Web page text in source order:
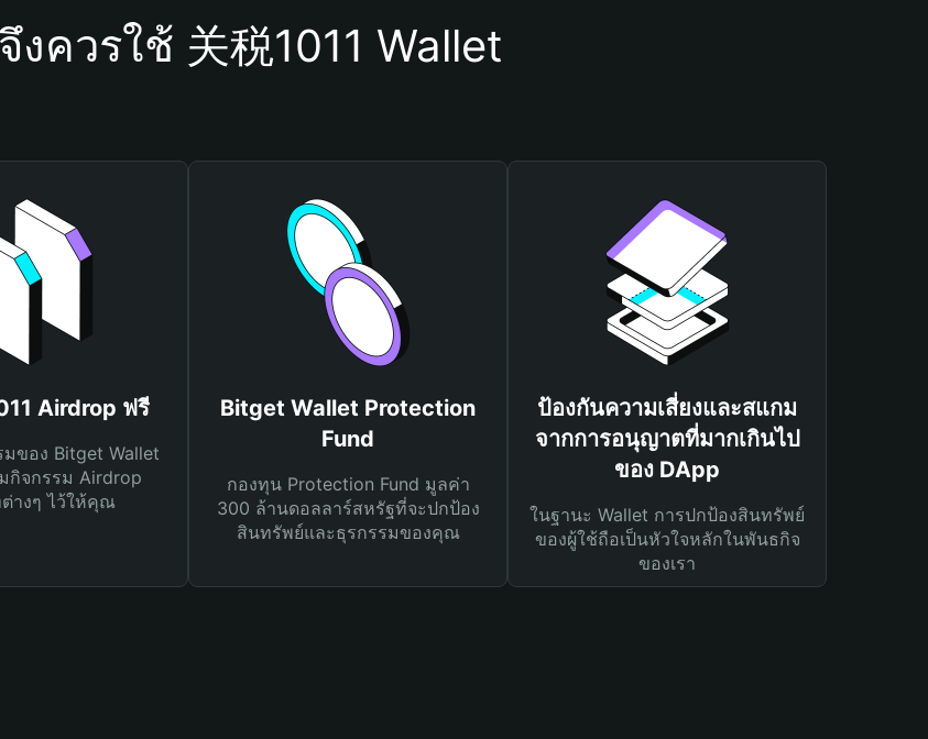
งควรใช้ 关税1011 Wallet
Airdrop ฟรี
ของ Bitget Wallet
มกิจกรรม Airdrop
ต่างๆ ไว้ให้คุณ
Bitget Wallet Protection
Fund
กองทุน Protection Fund มูลค่า
300 ล้านดอลลาร์สหรัฐที่จะปกป้อง
สินทรัพย์และธุรกรรมของคุณ
ป้องกันความเสี่ยงและสแกม
จากการอนุญาตที่มากเกินไป
ของ DApp
ในฐานะ Wallet การปกป้องสินทรัพย์
ของผู้ใช้ถือเป็นหัวใจหลักในพันธกิจ
ของเรา